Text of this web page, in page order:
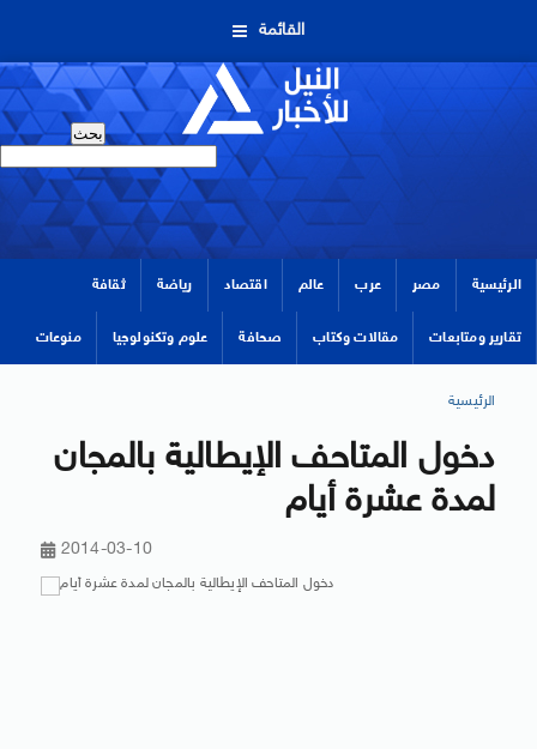
القائمة
الرئيسية مصر عرب عالم اقتصاد رياضة ثقافة
تقارير ومتابعات مقالات وكتاب صحافة علوم وتكنولوجيا منوعات
الرئيسية
دخول المتاحف الإيطالية بالمجان
لمدة عشرة أيام
2014-03-10